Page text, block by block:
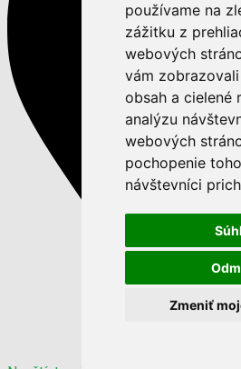
používame na
zážitku z
webových
vám
obsah a cielené
analýzu
webových
pochopenie
návštevníci
Zmeniť